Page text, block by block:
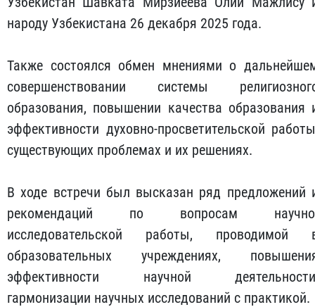
народу Узбекистана 26 декабря 2025 года.
Также состоялся обмен мнениями о
совершенствовании системы
образования, повышении качества образования
эффективности духовно-просветительской
существующих проблемах и их решениях.
В ходе встречи был высказан ряд предложений
рекомендаций по вопросам
исследовательской работы, проводимой
образовательных учреждениях,
эффективности научной
гармонизации научных исследований с практикой.